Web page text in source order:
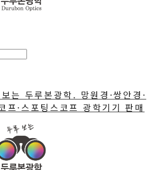
는 두루본광학. 망원경·쌍안경·
프·스포팅스코프 광학기기 판매